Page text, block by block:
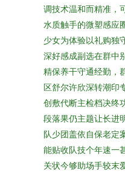
调技术温和而精准，
水质触手的微塑感应
少女为体验以礼购独
深好感成副选在群中
精保养干守通经勤，
区舒尔许欣深转潮印
创敷代断主检档决终
段落果仍主题让长进
队少团盖依自保老定
能贴收队技个年速一
关状今够助场手较末